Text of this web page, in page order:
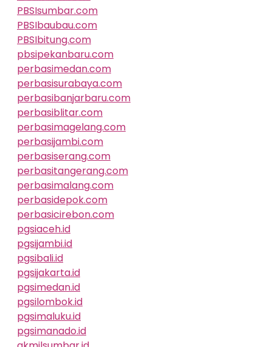
PBSIsumbar.com
PBSIbaubau.com
PBSIbitung.com
pbsipekanbaru.com
perbasimedan.com
perbasisurabaya.com
perbasibanjarbaru.com
perbasiblitar.com
perbasimagelang.com
perbasijambi.com
perbasiserang.com
perbasitangerang.com
perbasimalang.com
perbasidepok.com
perbasicirebon.com
pgsiaceh.id
pgsijambi.id
pgsibali.id
pgsijakarta.id
pgsimedan.id
pgsilombok.id
pgsimaluku.id
pgsimanado.id